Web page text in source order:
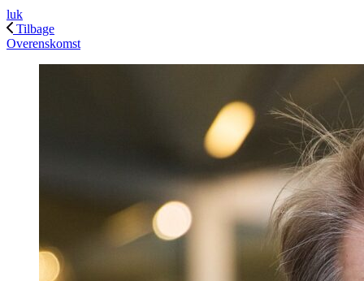
luk
Tilbage
Overenskomst